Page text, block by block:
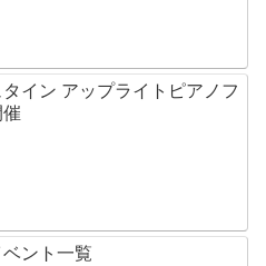
イン アップライトピアノフ
ント一覧